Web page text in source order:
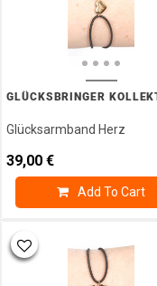
GLÜCKSBRINGER
Glücksarmband Herz
39,00 €
Add To Cart